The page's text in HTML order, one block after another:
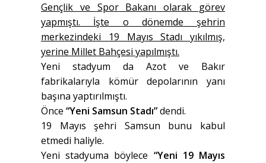
Gençlik ve Spor Bakanı olarak görev
yapmıştı. İşte o dönemde şehrin
merkezindeki 19 Mayıs Stadı yıkılmış,
yerine Millet Bahçesi yapılmıştı.
Yeni stadyum da Azot ve Bakır
fabrikalarıyla kömür depolarının yanı
başına yaptırılmıştı.
Önce “Yeni Samsun Stadı”dendi.
19 Mayıs şehri Samsun bunu kabul
etmedi haliyle.
Yeni stadyuma böylece “Yeni 19 Mayıs